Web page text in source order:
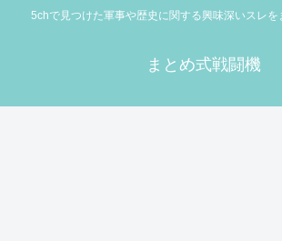
5chで見つけた軍事や歴史に関する興味深いスレを
まとめ式戦闘機